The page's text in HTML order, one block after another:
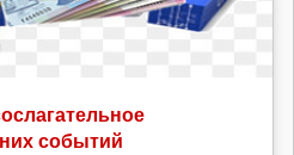
событий